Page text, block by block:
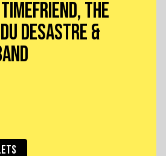
THE
DESASTRE &